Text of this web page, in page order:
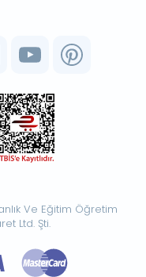
Ve Eğitim Öğretim
Ltd. Şti.